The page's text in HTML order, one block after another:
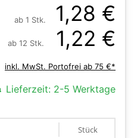
ab 1 Stk. 1,28 €
ab 12 Stk. 1,22 €
inkl. MwSt. Portofrei ab 75 €*
Lieferzeit: 2-5 Werktage
Stück